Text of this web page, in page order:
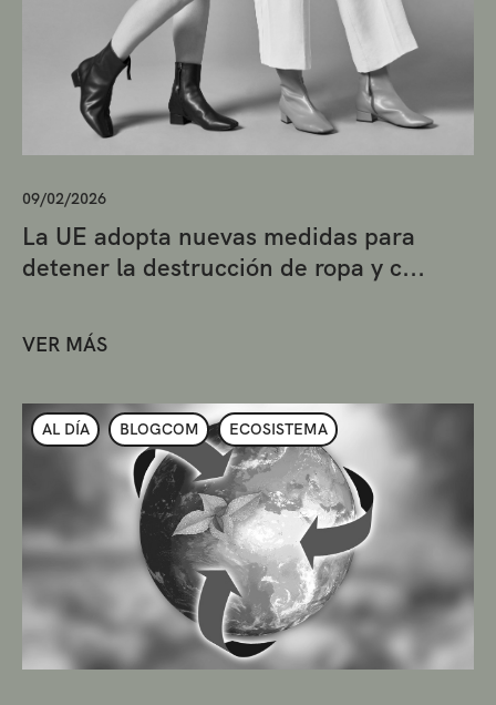
09/02/2026
La UE adopta nuevas medidas para
detener la destrucción de ropa y c...
VER MÁS
AL DÍA BLOGCOM ECOSISTEMA